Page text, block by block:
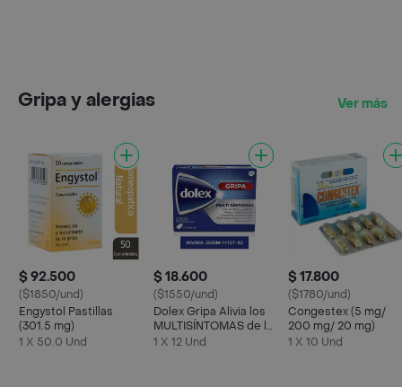
Gripa y alergias Ver más
$ 92.500
($1850/und)
Engystol Pastillas
(301.5 mg)
1 X 50.0 Und
$ 18.600
($1550/und)
Dolex Gripa Alivia los
MULTISÍNTOMAS de la
Gripa X 12 tabs
1 X 12 Und
$ 17.800
($1780/und)
Congestex (5 mg/
200 mg/ 20 mg)
1 X 10 Und